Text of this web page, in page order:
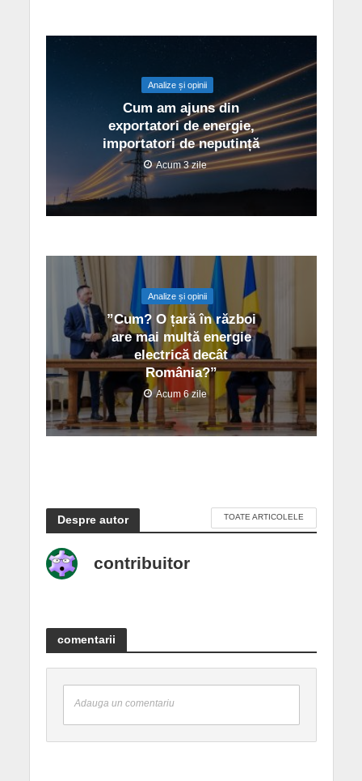
Analize și opinii
Cum am ajuns din
exportatori de energie,
importatori de neputință
Acum 3 zile
Analize și opinii
”Cum? O țară în război
are mai multă energie
electrică decât
România?”
Acum 6 zile
Despre autor TOATE ARTICOLELE
contribuitor
comentarii
Adauga un comentariu